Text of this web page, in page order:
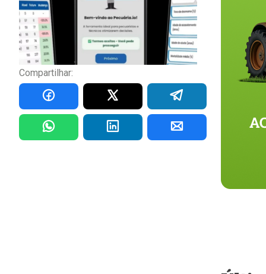
Compartilhar: